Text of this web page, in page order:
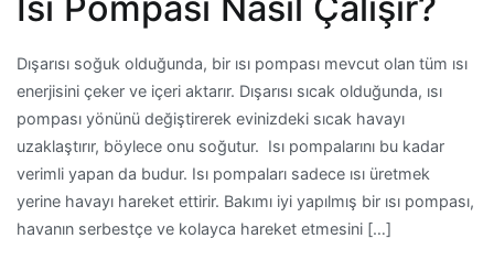
Dışarısı soğuk olduğunda, bir ısı pompası mevcut olan tüm ısı
enerjisini çeker ve içeri aktarır. Dışarısı sıcak olduğunda, ısı
pompası yönünü değiştirerek evinizdeki sıcak havayı
uzaklaştırır, böylece onu soğutur. Isı pompalarını bu kadar
verimli yapan da budur. Isı pompaları sadece ısı üretmek
yerine havayı hareket ettirir. Bakımı iyi yapılmış bir ısı pompası,
havanın serbestçe ve kolayca hareket etmesini […]